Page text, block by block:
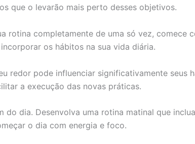
que o levarão mais perto desses objetivos.
rotina completamente de uma só vez, comece
os hábitos na sua vida diária.
redor pode influenciar significativamente seus
a execução das novas práticas.
do dia. Desenvolva uma rotina matinal que
o dia com energia e foco.